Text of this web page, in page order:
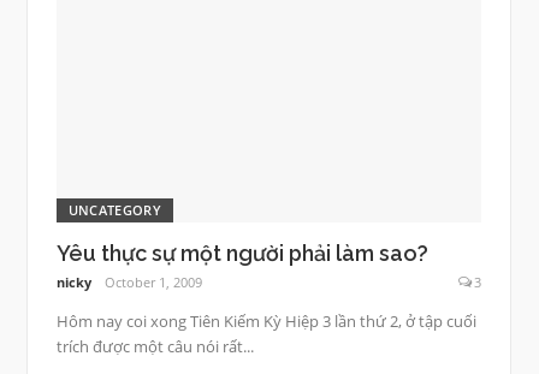
UNCATEGORY
Yêu thực sự một người phải làm sao?
nicky October 1, 2009 3
Hôm nay coi xong Tiên Kiếm Kỳ Hiệp 3 lần thứ 2, ở tập cuối
trích được một câu nói rất...